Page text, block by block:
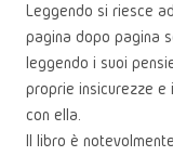
Leggendo si riesce
pagina dopo pagina
leggendo i suoi
proprie insicurezze e
con ella.
Il libro è